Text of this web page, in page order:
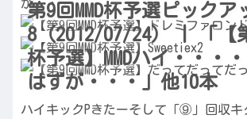
第9回MMD杯予選ピック
8（2012/07/24） | 「【第
杯予選】MMDハイ・・・
はずが・・・」他10本
ハイキックPきたーそして「⑨」回収キ